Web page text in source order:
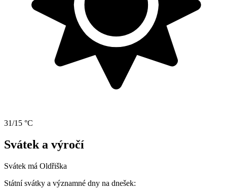
31/15 °C
Svátek a výročí
Svátek má Oldřiška
Státní svátky a významné dny na dnešek: